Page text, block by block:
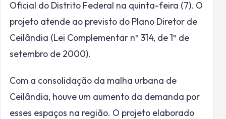
Oficial do Distrito Federal na quinta-feira (7). O
projeto atende ao previsto do Plano Diretor de
Ceilândia (Lei Complementar nº 314, de 1º de
setembro de 2000).
Com a consolidação da malha urbana de
Ceilândia, houve um aumento da demanda por
esses espaços na região. O projeto elaborado